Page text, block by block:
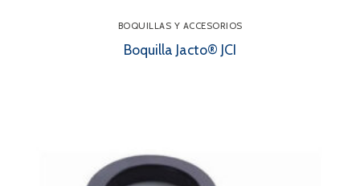
BOQUILLAS Y ACCESORIOS
Boquilla Jacto® JCI